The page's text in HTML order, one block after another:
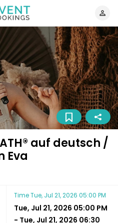
auf deutsch /
Eva
TimeTue, Jul 21, 2026 05:00 PM
Tue, Jul 21, 2026 05:00 PM
- Tue, Jul 21, 2026 06:30